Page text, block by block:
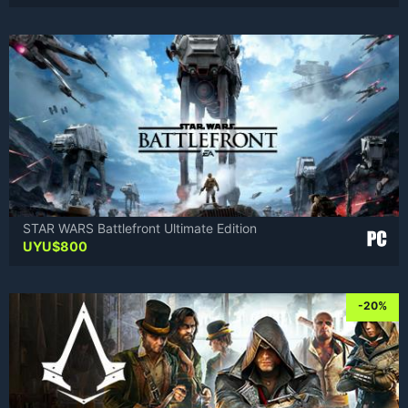
STAR WARS Battlefront Ultimate Edition
UYU$800
-20%